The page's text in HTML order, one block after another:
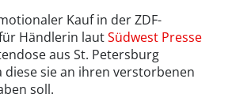
Kauf in der ZDF-
Händlerin lautSüdwest Presse
aus St. Petersburg
diese sie an ihren verstorbenen
soll.